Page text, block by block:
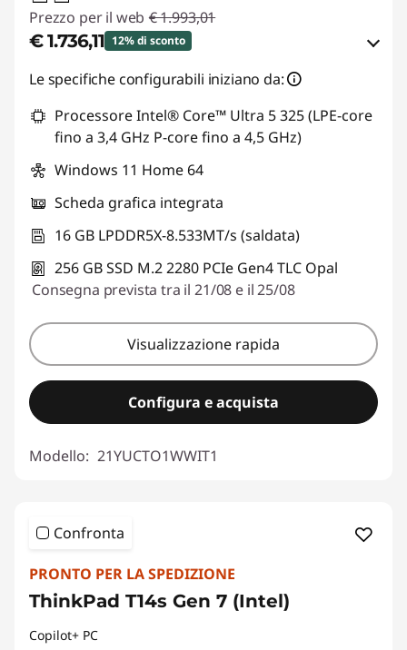
Prezzo per il web € 1.993,01
€ 1.736,11 12% di sconto
Risparmi eCoupon :-€ 256,90
Usa il coupon :ESTATE
Le specifiche configurabili iniziano da:
Processore Intel® Core™ Ultra 5 325 (LPE-core
fino a 3,4 GHz P-core fino a 4,5 GHz)
Windows 11 Home 64
Scheda grafica integrata
16 GB LPDDR5X-8.533MT/s (saldata)
256 GB SSD M.2 2280 PCIe Gen4 TLC Opal
Consegna prevista tra il 21/08 e il 25/08
Visualizzazione rapida
Configura e acquista
Modello: 21YUCTO1WWIT1
Confronta
PRONTO PER LA SPEDIZIONE
ThinkPad T14s Gen 7 (Intel)
Copilot+ PC